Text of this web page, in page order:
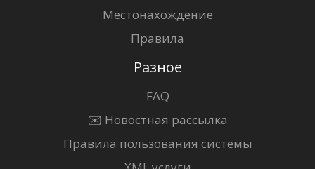
Местонахождение
Правила
Разное
FAQ
✉️ Новостная рассылка
Правила пользования системы